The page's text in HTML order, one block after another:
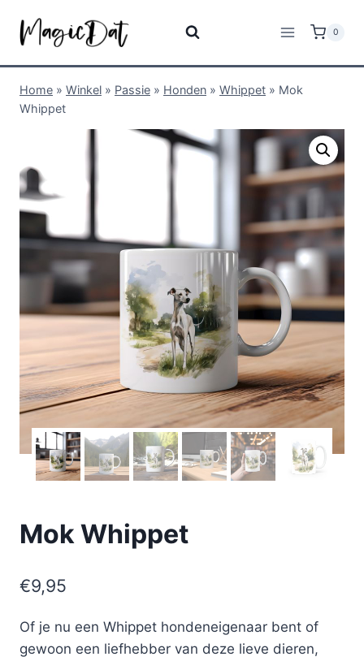
0
Home » Winkel » Passie » Honden » Whippet » Mok
Whippet
Mok Whippet
€9,95
Of je nu een Whippet hondeneigenaar bent of
gewoon een liefhebber van deze lieve dieren,